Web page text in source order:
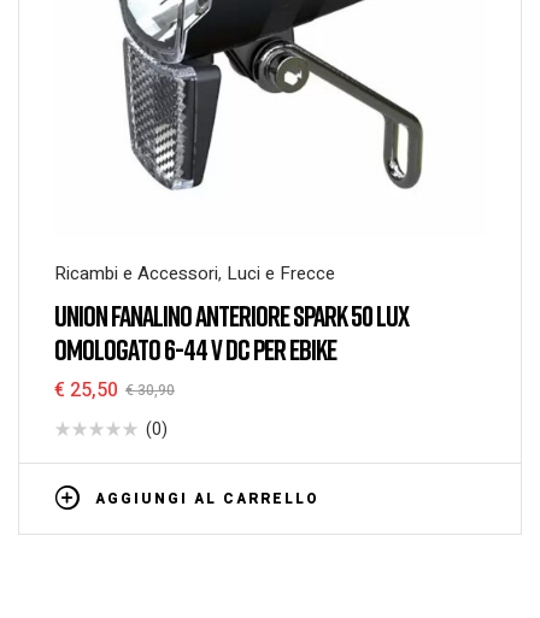
Ricambi e Accessori, Luci e Frecce
UNION FANALINO ANTERIORE SPARK 50 LUX
OMOLOGATO 6-44 V DC PER EBIKE
€30,90
€ 25,50
(0)
AGGIUNGI AL CARRELLO